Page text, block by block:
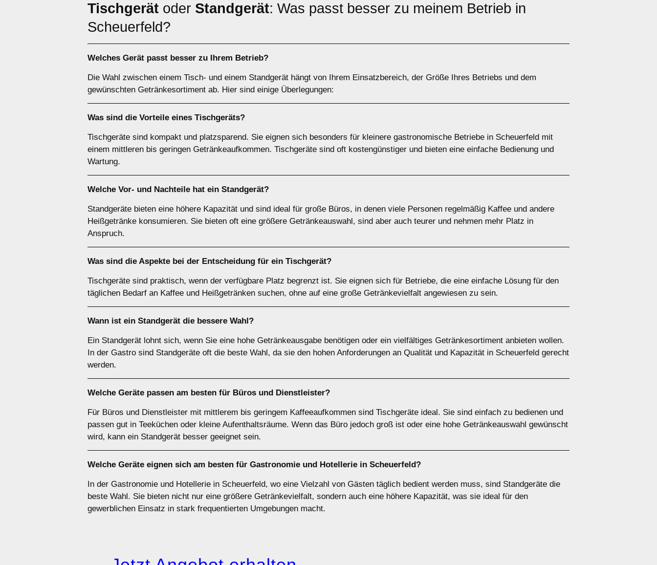
Tischgerät oder Standgerät: Was passt besser zu meinem Betrieb in
Scheuerfeld?
Welches Gerät passt besser zu Ihrem Betrieb?
Die Wahl zwischen einem Tisch- und einem Standgerät hängt von Ihrem Einsatzbereich, der Größe Ihres Betriebs und dem
gewünschten Getränkesortiment ab. Hier sind einige Überlegungen:
Was sind die Vorteile eines Tischgeräts?
Tischgeräte sind kompakt und platzsparend. Sie eignen sich besonders für kleinere gastronomische Betriebe in Scheuerfeld mit
einem mittleren bis geringen Getränkeaufkommen. Tischgeräte sind oft kostengünstiger und bieten eine einfache Bedienung und
Wartung.
Welche Vor- und Nachteile hat ein Standgerät?
Standgeräte bieten eine höhere Kapazität und sind ideal für große Büros, in denen viele Personen regelmäßig Kaffee und andere
Heißgetränke konsumieren. Sie bieten oft eine größere Getränkeauswahl, sind aber auch teurer und nehmen mehr Platz in
Anspruch.
Was sind die Aspekte bei der Entscheidung für ein Tischgerät?
Tischgeräte sind praktisch, wenn der verfügbare Platz begrenzt ist. Sie eignen sich für Betriebe, die eine einfache Lösung für den
täglichen Bedarf an Kaffee und Heißgetränken suchen, ohne auf eine große Getränkevielfalt angewiesen zu sein.
Wann ist ein Standgerät die bessere Wahl?
Ein Standgerät lohnt sich, wenn Sie eine hohe Getränkeausgabe benötigen oder ein vielfältiges Getränkesortiment anbieten wollen.
In der Gastro sind Standgeräte oft die beste Wahl, da sie den hohen Anforderungen an Qualität und Kapazität in Scheuerfeld gerecht
werden.
Welche Geräte passen am besten für Büros und Dienstleister?
Für Büros und Dienstleister mit mittlerem bis geringem Kaffeeaufkommen sind Tischgeräte ideal. Sie sind einfach zu bedienen und
passen gut in Teeküchen oder kleine Aufenthaltsräume. Wenn das Büro jedoch groß ist oder eine hohe Getränkeauswahl gewünscht
wird, kann ein Standgerät besser geeignet sein.
Welche Geräte eignen sich am besten für Gastronomie und Hotellerie in Scheuerfeld?
In der Gastronomie und Hotellerie in Scheuerfeld, wo eine Vielzahl von Gästen täglich bedient werden muss, sind Standgeräte die
beste Wahl. Sie bieten nicht nur eine größere Getränkevielfalt, sondern auch eine höhere Kapazität, was sie ideal für den
gewerblichen Einsatz in stark frequentierten Umgebungen macht.